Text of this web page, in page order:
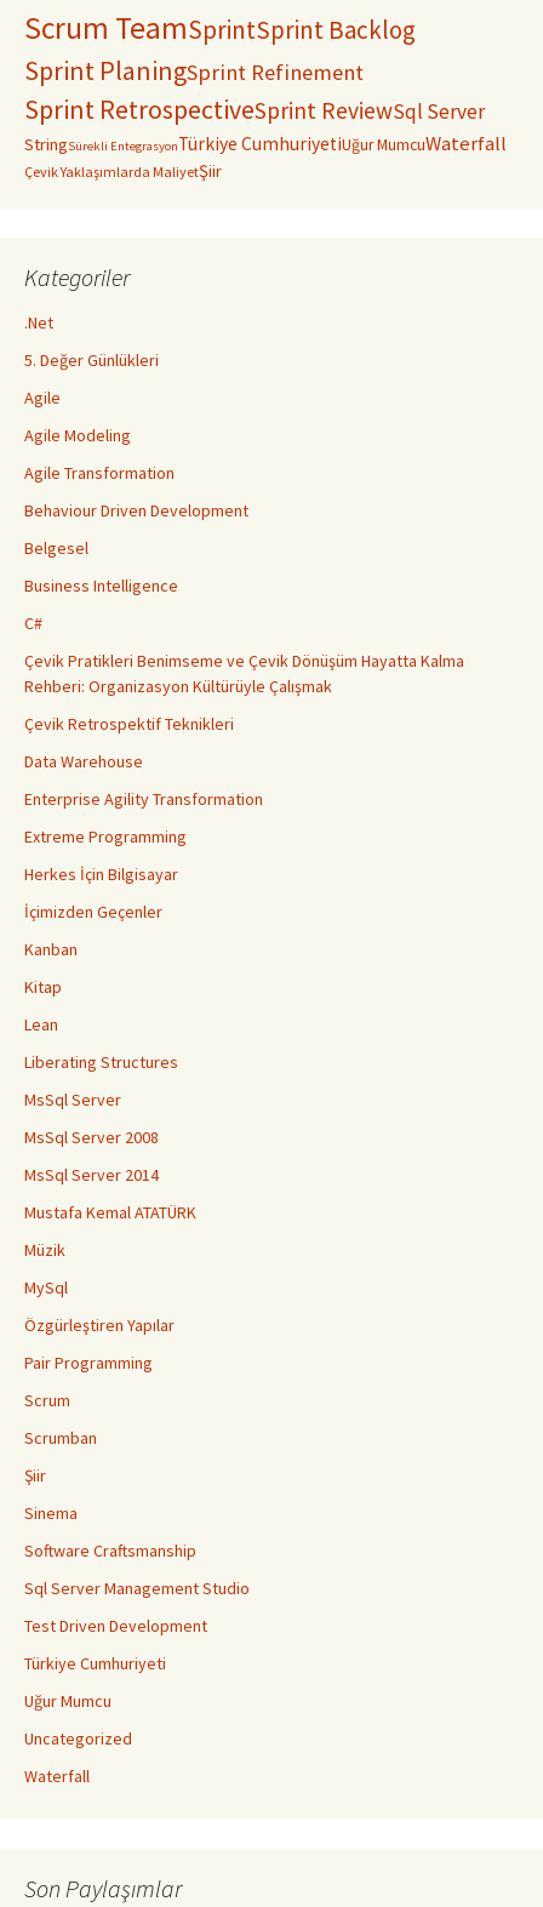
Scrum TeamSprintSprint Backlog
Sprint PlaningSprint Refinement
Sprint RetrospectiveSprint ReviewSql Server
StringSürekli EntegrasyonTürkiye CumhuriyetiUğur MumcuWaterfall
Çevik Yaklaşımlarda MaliyetŞiir
Kategoriler
.Net
5. Değer Günlükleri
Agile
Agile Modeling
Agile Transformation
Behaviour Driven Development
Belgesel
Business Intelligence
C#
Çevik Pratikleri Benimseme ve Çevik Dönüşüm Hayatta Kalma
Rehberi: Organizasyon Kültürüyle Çalışmak
Çevik Retrospektif Teknikleri
Data Warehouse
Enterprise Agility Transformation
Extreme Programming
Herkes İçin Bilgisayar
İçimizden Geçenler
Kanban
Kitap
Lean
Liberating Structures
MsSql Server
MsSql Server 2008
MsSql Server 2014
Mustafa Kemal ATATÜRK
Müzik
MySql
Özgürleştiren Yapılar
Pair Programming
Scrum
Scrumban
Şiir
Sinema
Software Craftsmanship
Sql Server Management Studio
Test Driven Development
Türkiye Cumhuriyeti
Uğur Mumcu
Uncategorized
Waterfall
Son Paylaşımlar